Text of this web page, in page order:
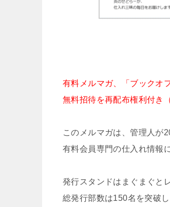
有料メルマガ、「ブックオ
無料招待を再配布権利付き
このメルマガは、管理人が
有料会員専門の仕入れ情報
発行スタンドはまぐまぐと
総発行部数は150名を突破し